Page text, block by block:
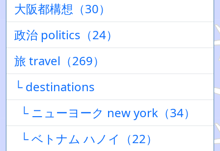
大阪都構想（30）
政治 politics（24）
旅 travel（269）
└ destinations
└ ニューヨーク new york（34）
└ ベトナム ハノイ（22）